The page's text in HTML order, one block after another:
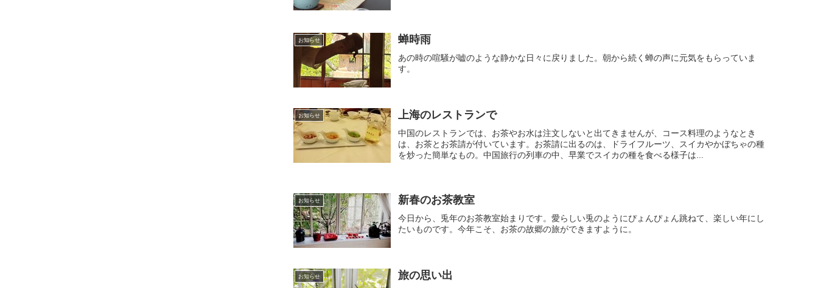
お知らせ 蝉時雨
あの時の喧騒が嘘のような静かな日々に戻りました。朝から続く蝉の声に元気をもらっていま
す。
お知らせ 上海のレストランで
中国のレストランでは、お茶やお水は注文しないと出てきませんが、コース料理のようなとき
は、お茶とお茶請が付いています。お茶請に出るのは、ドライフルーツ、スイカやかぼちゃの種
を炒った簡単なもの。中国旅行の列車の中、早業でスイカの種を食べる様子は...
お知らせ 新春のお茶教室
今日から、兎年のお茶教室始まりです。愛らしい兎のようにぴょんぴょん跳ねて、楽しい年にし
たいものです。今年こそ、お茶の故郷の旅ができますように。
お知らせ 旅の思い出